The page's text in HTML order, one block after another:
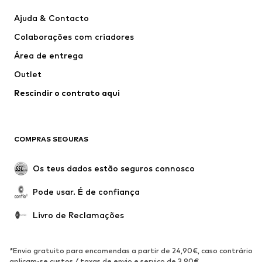
CONVERSE
Ajuda & Contacto
Colaborações com criadores
Área de entrega
Outlet
Rescindir o contrato aqui
COMPRAS SEGURAS
Os teus dados estão seguros connosco
Pode usar. É de confiança
Livro de Reclamações
*Envio gratuito para encomendas a partir de 24,90€, caso contrário